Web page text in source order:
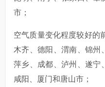
市；
空气质量变化程度较好的
木齐、德阳、渭南、锦州
萍乡、成都、泸州、遂宁
咸阳、厦门和唐山市；